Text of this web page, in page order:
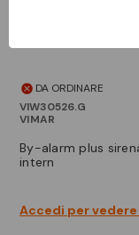
DA ORDINARE
VIW30526.G
VIMAR
by-alarm plus sirena da
intern
Accedi per